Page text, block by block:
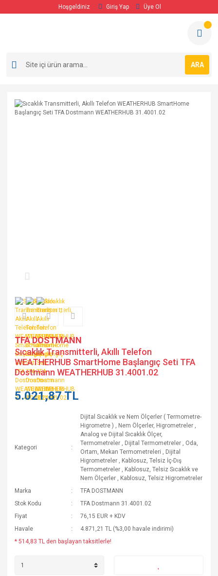
Hoşgeldiniz Giriş Yap Üye Ol
ARA
TFA DOSTMANN
Sıcaklık Transmitterli, Akıllı Telefon
WEATHERHUB SmartHome Başlangıç Seti TFA
Dostmann WEATHERHUB 31.4001.02
5.021,87 TL
Kategori
Dijital Sıcaklık ve Nem Ölçerler ( Termometre-
Higrometre ) , Nem Ölçerler, Higrometreler ,
Analog ve Dijital Sıcaklık Ölçer,
Termometreler , Dijital Termometreler , Oda,
Ortam, Mekan Termometreleri , Dijital
Higrometreler , Kablosuz, Telsiz İç-Dış
Termometreler , Kablosuz, Telsiz Sıcaklık ve
Nem Ölçerler , Kablosuz, Telsiz Higrometreler
Marka
TFA DOSTMANN
Stok Kodu
TFA Dostmann 31.4001.02
Fiyat
76,15 EUR + KDV
Havale
4.871,21 TL (%3,00 havale indirimi)
* 514,83 TL den başlayan taksitlerle!